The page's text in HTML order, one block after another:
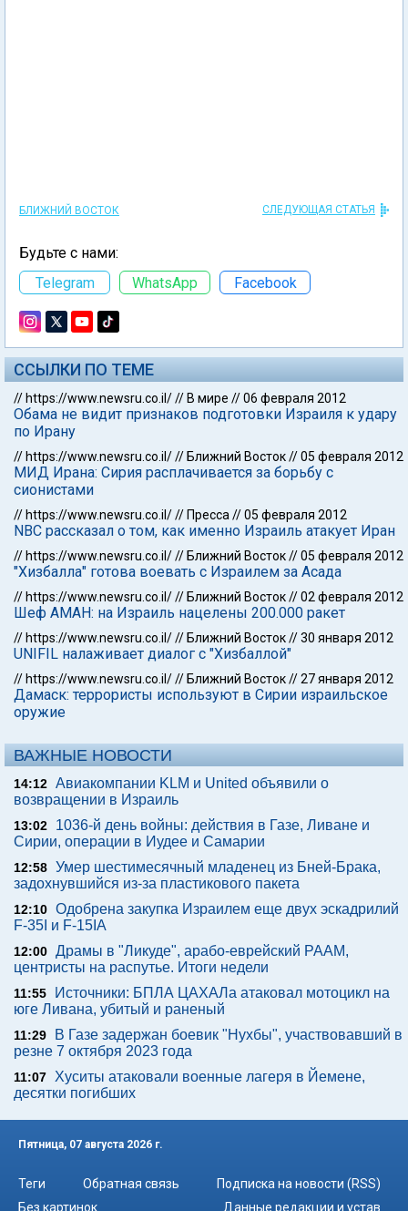
БЛИЖНИЙ ВОСТОК СЛЕДУЮЩАЯ СТАТЬЯ
Будьте с нами:
Telegram
WhatsApp Facebook
ССЫЛКИ ПО ТЕМЕ
// https://www.newsru.co.il/// В мире //06 февраля 2012
Обама не видит признаков подготовки Израиля к удару
по Ирану
// https://www.newsru.co.il/// Ближний Восток//05 февраля 2012
МИД Ирана: Сирия расплачивается за борьбу с
сионистами
// https://www.newsru.co.il/// Пресса //05 февраля 2012
NBC рассказал о том, как именно Израиль атакует Иран
// https://www.newsru.co.il/// Ближний Восток//05 февраля 2012
"Хизбалла" готова воевать с Израилем за Асада
// https://www.newsru.co.il/// Ближний Восток//02 февраля 2012
Шеф АМАН: на Израиль нацелены 200.000 ракет
// https://www.newsru.co.il/// Ближний Восток//30 января 2012
UNIFIL налаживает диалог с "Хизбаллой"
// https://www.newsru.co.il/// Ближний Восток//27 января 2012
Дамаск: террористы используют в Сирии израильское
оружие
ВАЖНЫЕ НОВОСТИ
14:12 Авиакомпании KLM и United объявили о
возвращении в Израиль
13:02
1036-й день войны: действия в Газе, Ливане и
Сирии, операции в Иудее и Самарии
12:58 Умер шестимесячный младенец из Бней-Брака,
задохнувшийся из-за пластикового пакета
12:10 Одобрена закупка Израилем еще двух эскадрилий
F-35I и F-15IA
12:00 Драмы в "Ликуде", арабо-еврейский РААМ,
центристы на распутье. Итоги недели
11:55
Источники: БПЛА ЦАХАЛа атаковал мотоцикл на
юге Ливана, убитый и раненый
11:29
В Газе задержан боевик "Нухбы", участвовавший в
резне 7 октября 2023 года
11:07
Хуситы атаковали военные лагеря в Йемене,
десятки погибших
Пятница, 07 августа 2026 г.
Теги Обратная связь
Подписка на новости (RSS)
Без картинок
Данные редакции и устав